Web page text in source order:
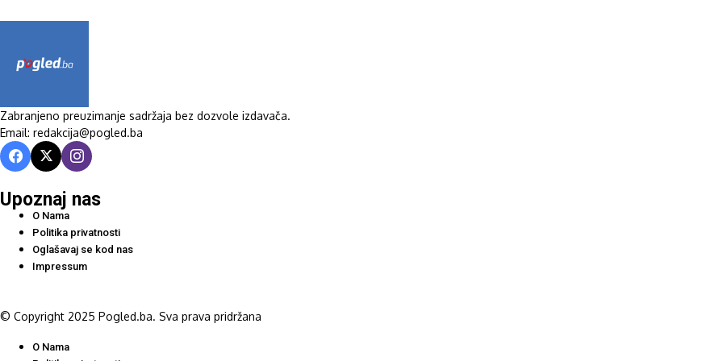
Zabranjeno preuzimanje sadržaja bez dozvole izdavača.
Email: redakcija@pogled.ba
Upoznaj nas
O Nama
Politika privatnosti
Oglašavaj se kod nas
Impressum
© Copyright 2025 Pogled.ba. Sva prava pridržana
O Nama